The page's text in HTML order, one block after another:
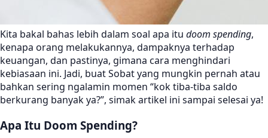
Kita bakal bahas lebih dalam soal apa itu doom spending,
kenapa orang melakukannya, dampaknya terhadap
keuangan, dan pastinya, gimana cara menghindari
kebiasaan ini. Jadi, buat Sobat yang mungkin pernah atau
bahkan sering ngalamin momen “kok tiba-tiba saldo
berkurang banyak ya?”, simak artikel ini sampai selesai ya!
Apa Itu Doom Spending?